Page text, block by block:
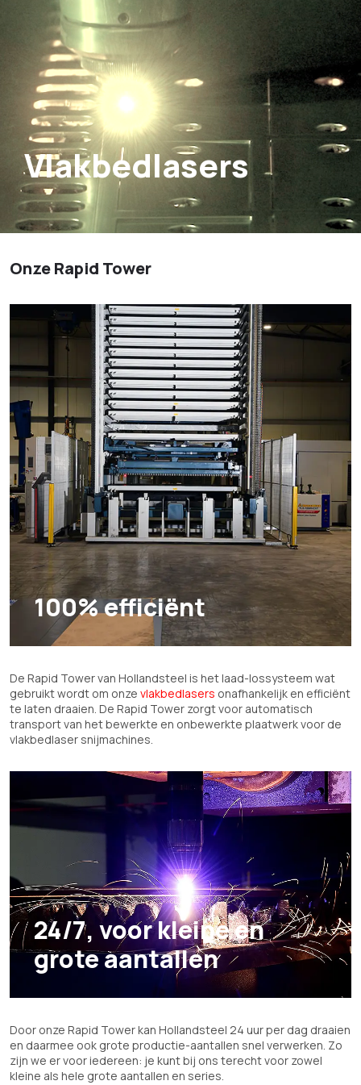
Vlakbedlasers
Onze Rapid Tower
100% efficiënt
24/7, voor kleine en
grote aantallen
De Rapid Tower van Hollandsteel is het laad-lossysteem wat
gebruikt wordt om onze vlakbedlasers onafhankelijk en efficiënt
te laten draaien. De Rapid Tower zorgt voor automatisch
transport van het bewerkte en onbewerkte plaatwerk voor de
vlakbedlaser snijmachines.
Door onze Rapid Tower kan Hollandsteel 24 uur per dag draaien
en daarmee ook grote productie-aantallen snel verwerken. Zo
zijn we er voor iedereen: je kunt bij ons terecht voor zowel
kleine als hele grote aantallen en series.